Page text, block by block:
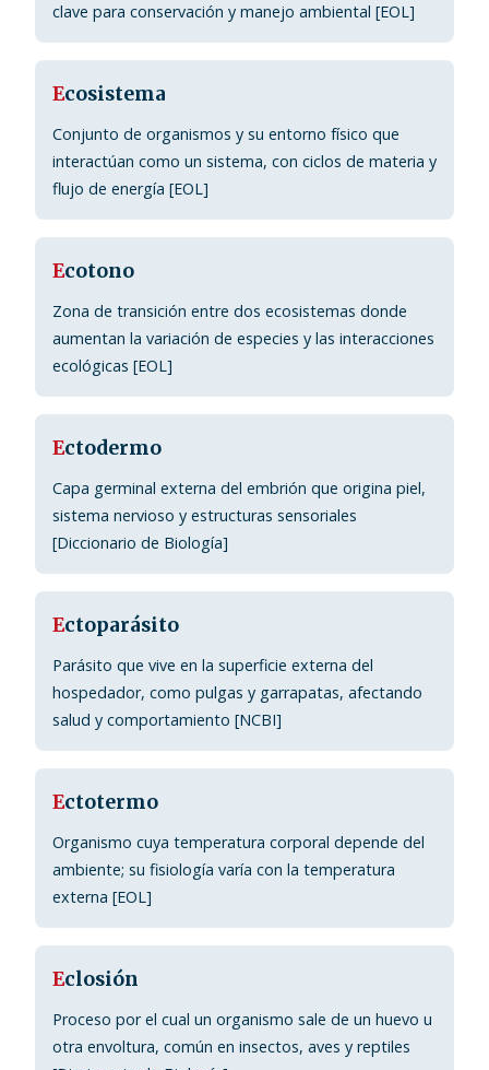
clave para conservación y manejo ambiental [EOL]
Ecosistema
Conjunto de organismos y su entorno físico que
interactúan como un sistema, con ciclos de materia y
flujo de energía [EOL]
Ecotono
Zona de transición entre dos ecosistemas donde
aumentan la variación de especies y las interacciones
ecológicas [EOL]
Ectodermo
Capa germinal externa del embrión que origina piel,
sistema nervioso y estructuras sensoriales
[Diccionario de Biología]
Ectoparásito
Parásito que vive en la superficie externa del
hospedador, como pulgas y garrapatas, afectando
salud y comportamiento [NCBI]
Ectotermo
Organismo cuya temperatura corporal depende del
ambiente; su fisiología varía con la temperatura
externa [EOL]
Eclosión
Proceso por el cual un organismo sale de un huevo u
otra envoltura, común en insectos, aves y reptiles